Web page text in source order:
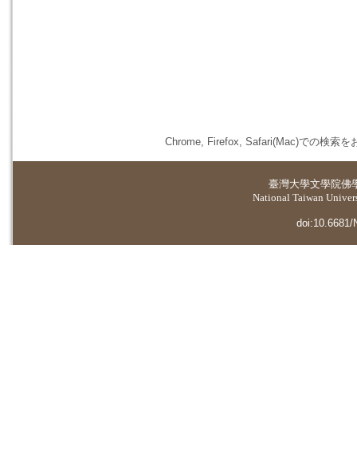
Chrome, Firefox, Safari(Mac)での検索を
臺灣大學文學院佛
National Taiwan
doi:10.6681/